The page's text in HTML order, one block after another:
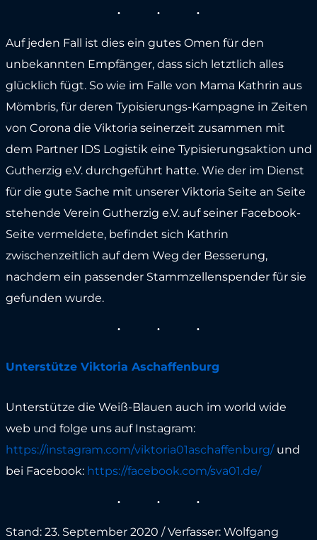
Auf jeden Fall ist dies ein gutes Omen für den
unbekannten Empfänger, dass sich letztlich alles
glücklich fügt. So wie im Falle von Mama Kathrin aus
Mömbris, für deren Typisierungs-Kampagne in Zeiten
von Corona die Viktoria seinerzeit zusammen mit
dem Partner IDS Logistik eine Typisierungsaktion und
Gutherzig e.V. durchgeführt hatte. Wie der im Dienst
für die gute Sache mit unserer Viktoria Seite an Seite
stehende Verein Gutherzig e.V. auf seiner Facebook-
Seite vermeldete, befindet sich Kathrin
zwischenzeitlich auf dem Weg der Besserung,
nachdem ein passender Stammzellenspender für sie
gefunden wurde.
Unterstütze Viktoria Aschaffenburg
Unterstütze die Weiß-Blauen auch im world wide
web und folge uns auf Instagram:
https://instagram.com/viktoria01aschaffenburg/und
bei Facebook: https://facebook.com/sva01.de/
Stand: 23. September 2020 / Verfasser: Wolfgang